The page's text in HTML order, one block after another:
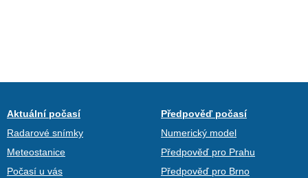
Aktuální počasí
Radarové snímky
Meteostanice
Počasí u vás
Předpověď počasí
Numerický model
Předpověď pro Prahu
Předpověď pro Brno